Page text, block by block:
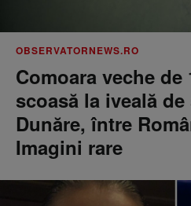
OBSERVATORNEWS.RO
Comoara veche de
scoasă la iveală
Dunăre, între
Imagini rare